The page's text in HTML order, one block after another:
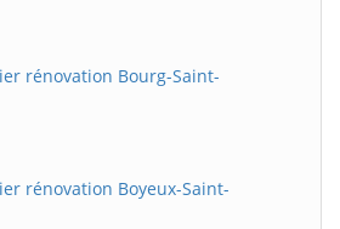
rénovation Bourg-Saint-
rénovation Boyeux-Saint-